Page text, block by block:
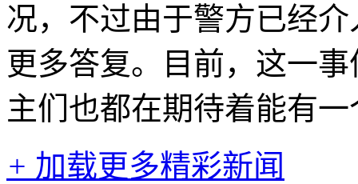
况，不过由于警方已经
更多答复。目前，这一
主们也都在期待着能有
+ 加载更多精彩新闻